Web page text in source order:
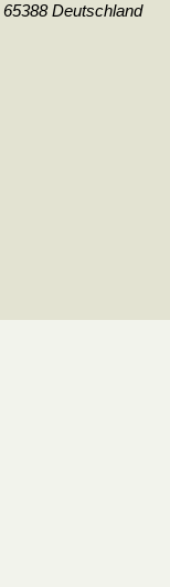
65388 Deutschland